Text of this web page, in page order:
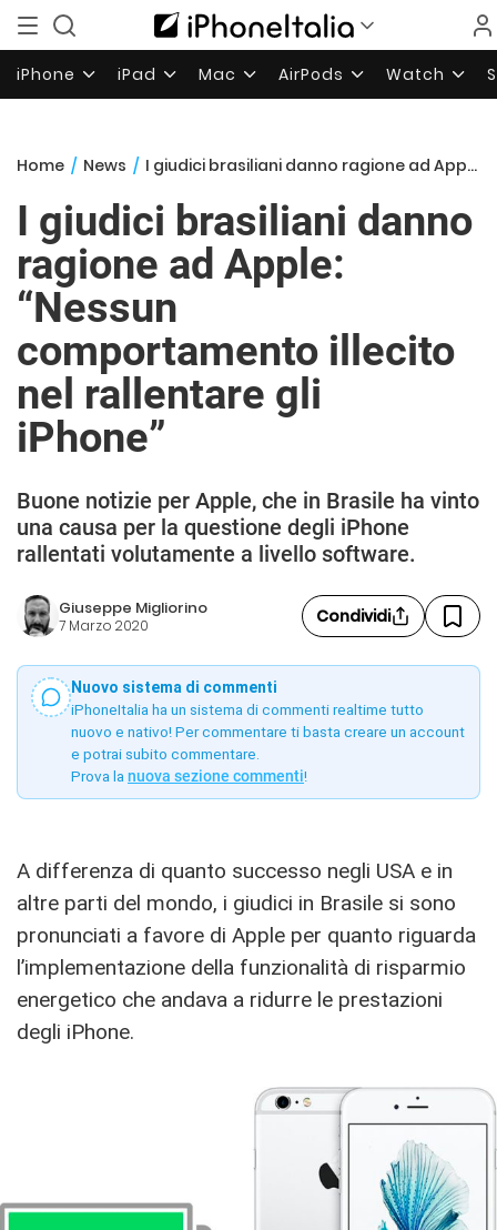
iPhone iPad Mac AirPods Watch
Home / News / I giudici brasiliani danno ragione ad Apple: “Nessun comportamento illecito nel rallentare gli iPhone”
I giudici brasiliani danno
ragione ad Apple:
“Nessun
comportamento illecito
nel rallentare gli
iPhone”
Buone notizie per Apple, che in Brasile ha vinto
una causa per la questione degli iPhone
rallentati volutamente a livello software.
Giuseppe Migliorino
7 Marzo 2020 Condividi
Nuovo sistema di commenti
iPhoneItalia ha un sistema di commenti realtime tutto
nuovo e nativo! Per commentare ti basta creare un account
e potrai subito commentare.
Prova la nuova sezione commenti!
A differenza di quanto successo negli USA e in
altre parti del mondo, i giudici in Brasile si sono
pronunciati a favore di Apple per quanto riguarda
l’implementazione della funzionalità di risparmio
energetico che andava a ridurre le prestazioni
degli iPhone.